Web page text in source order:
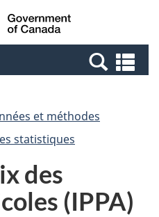
Passer
au
Passer
à
Canada
et
et méthodes
statistiques
des
(IPPA)